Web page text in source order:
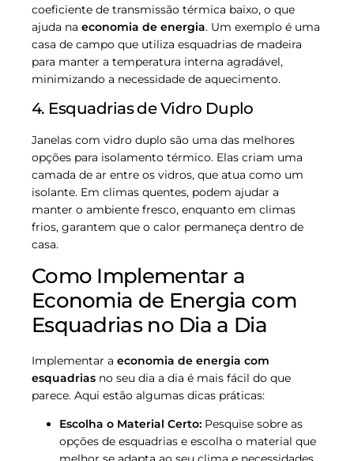
coeficiente de transmissão térmica baixo, o que
ajuda na economia de energia. Um exemplo é uma
casa de campo que utiliza esquadrias de madeira
para manter a temperatura interna agradável,
minimizando a necessidade de aquecimento.
4. Esquadrias de Vidro Duplo
Janelas com vidro duplo são uma das melhores
opções para isolamento térmico. Elas criam uma
camada de ar entre os vidros, que atua como um
isolante. Em climas quentes, podem ajudar a
manter o ambiente fresco, enquanto em climas
frios, garantem que o calor permaneça dentro de
casa.
Como Implementar a
Economia de Energia com
Esquadrias no Dia a Dia
Implementar a economia de energia com
esquadrias no seu dia a dia é mais fácil do que
parece. Aqui estão algumas dicas práticas:
Escolha o Material Certo: Pesquise sobre as
opções de esquadrias e escolha o material que